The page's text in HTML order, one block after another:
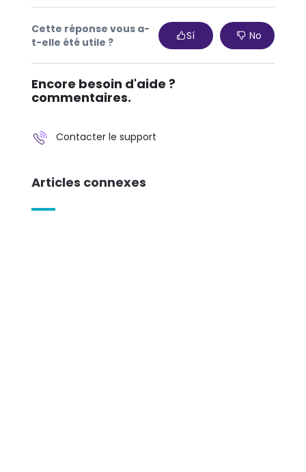
Cette réponse vous a-
t-elle été utile ?
Sí No
Encore besoin d'aide ?
commentaires.
Contacter le support
Articles connexes